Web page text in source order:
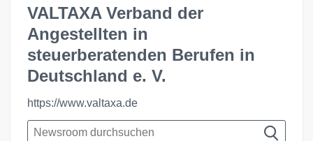
VALTAXA Verband der
Angestellten in
steuerberatenden Berufen in
Deutschland e. V.
https://www.valtaxa.de